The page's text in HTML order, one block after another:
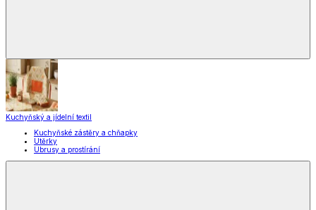
Kuchyňský a jídelní textil
Kuchyňské zástěry a chňapky
Utěrky
Ubrusy a prostírání